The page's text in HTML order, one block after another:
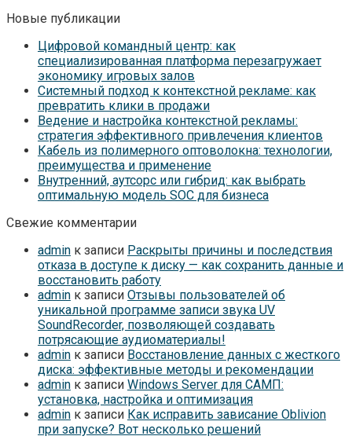
Новые публикации
Цифровой командный центр: как
специализированная платформа перезагружает
экономику игровых залов
Системный подход к контекстной рекламе: как
превратить клики в продажи
Ведение и настройка контекстной рекламы:
стратегия эффективного привлечения клиентов
Кабель из полимерного оптоволокна: технологии,
преимущества и применение
Внутренний, аутсорс или гибрид: как выбрать
оптимальную модель SOC для бизнеса
Свежие комментарии
admin к записи Раскрыты причины и последствия
отказа в доступе к диску — как сохранить данные и
восстановить работу
admin к записи Отзывы пользователей об
уникальной программе записи звука UV
SoundRecorder, позволяющей создавать
потрясающие аудиоматериалы!
admin к записи Восстановление данных с жесткого
диска: эффективные методы и рекомендации
admin к записи Windows Server для САМП:
установка, настройка и оптимизация
admin к записи Как исправить зависание Oblivion
при запуске? Вот несколько решений